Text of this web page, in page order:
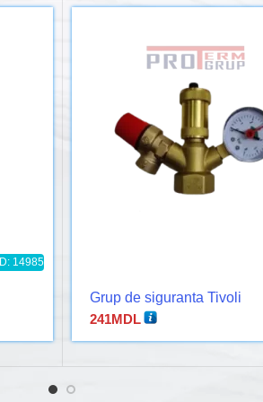
ID: 14985
Grup de siguranta Tivoli
241MDL